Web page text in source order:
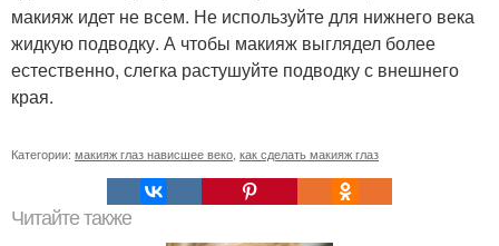
макияж идет не всем. Не используйте для нижнего века
жидкую подводку. А чтобы макияж выглядел более
естественно, слегка растушуйте подводку с внешнего
края.
Категории: макияж глаз нависшее веко как сделать макияж глаз
Читайте также